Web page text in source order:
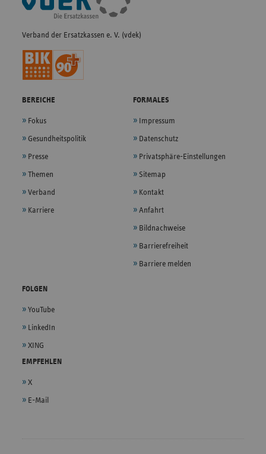
Navigation
Verband der Ersatzkassen e. V. (vdek)
BEREICHE
Fokus
Gesundheitspolitik
Presse
Themen
Verband
Karriere
FORMALES
Impressum
Datenschutz
Privatsphäre-Einstellungen
Sitemap
Kontakt
Anfahrt
Bildnachweise
Barrierefreiheit
Barriere melden
FOLGEN
YouTube
LinkedIn
XING
EMPFEHLEN
X
E-Mail